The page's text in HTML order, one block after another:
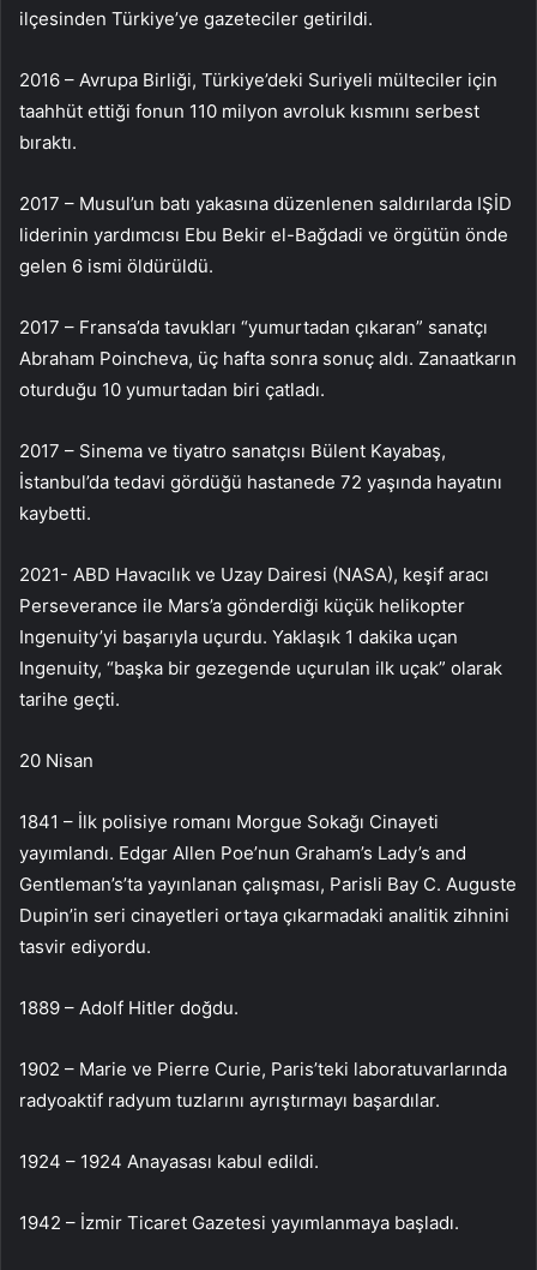
ilçesinden Türkiye’ye gazeteciler getirildi.
2016 – Avrupa Birliği, Türkiye’deki Suriyeli mülteciler için
taahhüt ettiği fonun 110 milyon avroluk kısmını serbest
bıraktı.
2017 – Musul’un batı yakasına düzenlenen saldırılarda IŞİD
liderinin yardımcısı Ebu Bekir el-Bağdadi ve örgütün önde
gelen 6 ismi öldürüldü.
2017 – Fransa’da tavukları “yumurtadan çıkaran” sanatçı
Abraham Poincheva, üç hafta sonra sonuç aldı. Zanaatkarın
oturduğu 10 yumurtadan biri çatladı.
2017 – Sinema ve tiyatro sanatçısı Bülent Kayabaş,
İstanbul’da tedavi gördüğü hastanede 72 yaşında hayatını
kaybetti.
2021- ABD Havacılık ve Uzay Dairesi (NASA), keşif aracı
Perseverance ile Mars’a gönderdiği küçük helikopter
Ingenuity’yi başarıyla uçurdu. Yaklaşık 1 dakika uçan
Ingenuity, “başka bir gezegende uçurulan ilk uçak” olarak
tarihe geçti.
20 Nisan
1841 – İlk polisiye romanı Morgue Sokağı Cinayeti
yayımlandı. Edgar Allen Poe’nun Graham’s Lady’s and
Gentleman’s’ta yayınlanan çalışması, Parisli Bay C. Auguste
Dupin’in seri cinayetleri ortaya çıkarmadaki analitik zihnini
tasvir ediyordu.
1889 – Adolf Hitler doğdu.
1902 – Marie ve Pierre Curie, Paris’teki laboratuvarlarında
radyoaktif radyum tuzlarını ayrıştırmayı başardılar.
1924 – 1924 Anayasası kabul edildi.
1942 – İzmir Ticaret Gazetesi yayımlanmaya başladı.